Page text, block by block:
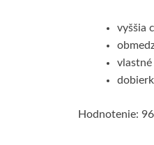
vyššia
Hodnotenie: